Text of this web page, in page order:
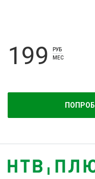
199
РУБ
МЕС